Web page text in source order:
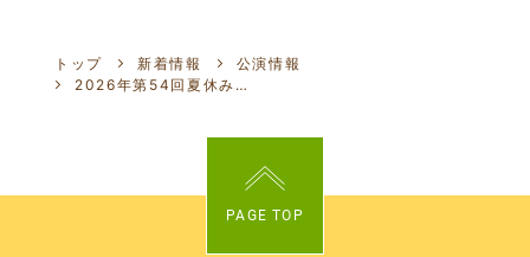
トップ 新着情報
公演情報
2026年第54回夏休み児童・青少年演劇フェスティバル『おはなしレストラン...
PAGE TOP